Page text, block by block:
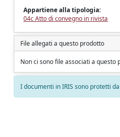
Appartiene alla tipologia:
04c Atto di convegno in rivista
File allegati a questo prodotto
Non ci sono file associati a questo
I documenti in IRIS sono protetti